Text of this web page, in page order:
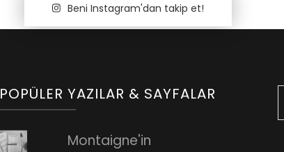
Beni Instagram'dan takip et!
POPÜLER YAZILAR & SAYFALAR
Montaigne'in